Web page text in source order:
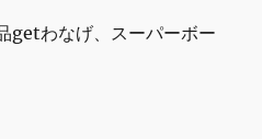
getわなげ、スーパーボー